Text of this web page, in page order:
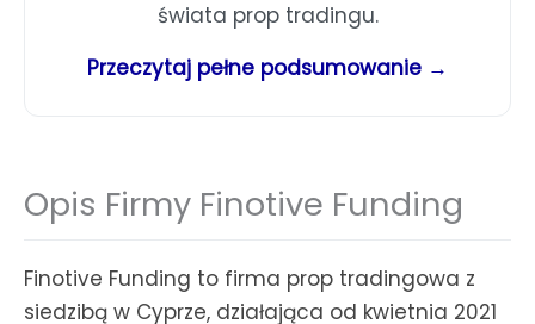
świata prop tradingu.
Przeczytaj pełne podsumowanie →
Opis Firmy Finotive Funding
Finotive Funding to firma prop tradingowa z
siedzibą w Cyprze, działająca od kwietnia 2021